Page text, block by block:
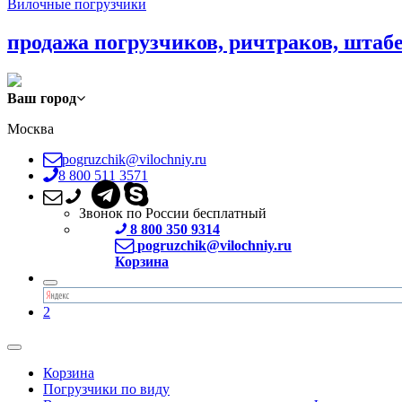
Вилочные погрузчики
продажа погрузчиков, ричтраков,
Ваш город
Москва
pogruzchik@vilochniy.ru
8 800 511 3571
Звонок по России бесплатный
8 800 350 9314
pogruzchik@vilochniy.ru
Корзина
2
Корзина
Погрузчики по виду